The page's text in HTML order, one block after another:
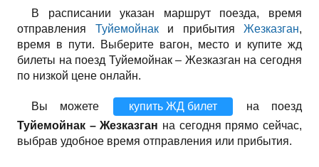
В расписании указан маршрут поезда, время
отправления Туйемойнаки прибытия Жезказган,
время в пути. Выберите вагон, место и купите жд
билеты на поезд Туйемойнак – Жезказган на сегодня
по низкой цене онлайн.
Вы можете купить ЖД билет
на поезд
Туйемойнак – Жезказган на сегодня прямо сейчас,
выбрав удобное время отправления или прибытия.